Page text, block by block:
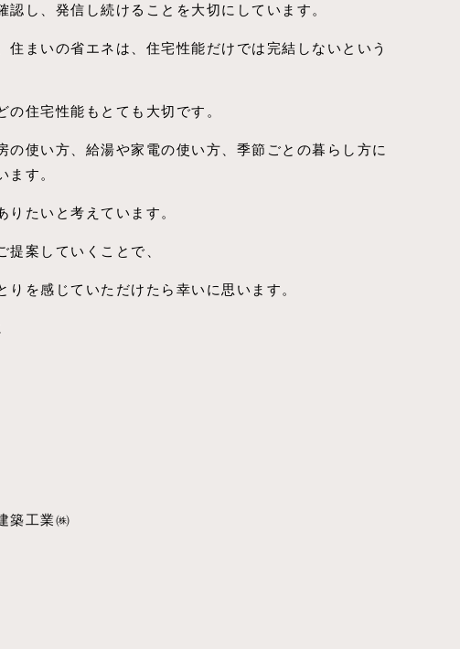
し、発信し続けることを大切にしています。
まいの省エネは、住宅性能だけでは完結しないという
住宅性能もとても大切です。
使い方、給湯や家電の使い方、季節ごとの暮らし方に
ます。
たいと考えています。
案していくことで、
を感じていただけたら幸いに思います。
築工業㈱